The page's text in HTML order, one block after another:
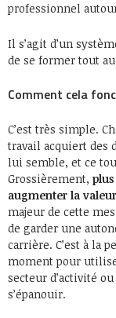
professionnel
Il s’agit d’un
de se former tout
Comment cela
C’est très simple.
travail acquiert des
lui semble, et ce
Grossièrement,
augmenter la
majeur de cette
de garder une
carrière. C’est à la
moment pour
secteur d’activité
s’épanouir.